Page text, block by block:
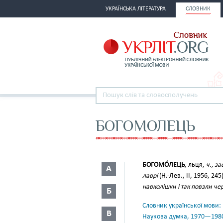
УКРАЇНСЬКА ЛІТЕРАТУРА СЛОВНИК
БОГОМОЛЕЦЬ
А
Б
В
БОГОМО́ЛЕЦЬ, льця, ч.,
лаврі(Н.-Лев., II, 1956,
навколішки і так повзли
Словник української
Наукова думка,